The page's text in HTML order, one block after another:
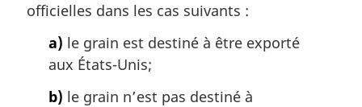
officielles dans les cas suivants :
a) le grain est destiné à être exporté
aux États-Unis;
b) le grain n’est pas destiné à